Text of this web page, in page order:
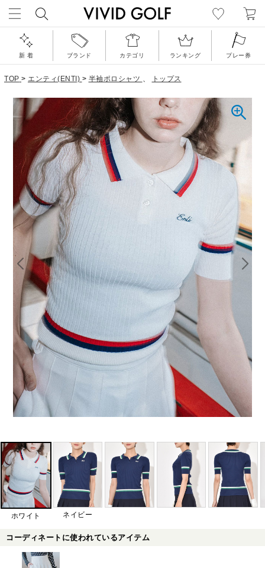
新 着 ブランド カテゴリ ランキング プレー券
TOP > エンティ(ENTI) > 半袖ポロシャツ 、 トップス
ホワイト ネイビー
コーディネートに使われているアイテム